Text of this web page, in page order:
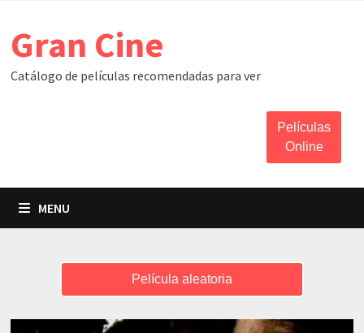
content
Gran Cine
Catálogo de películas recomendadas para ver
Películas
Online
MENU
Película aleatoria